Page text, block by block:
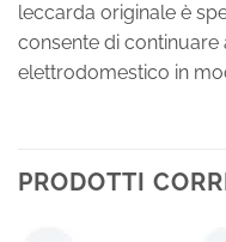
leccarda originale è
consente di
elettrodomestico in
PRODOTTI